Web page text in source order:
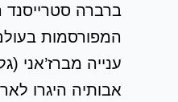
ברברה סטרייסנד
המפורסמות
ענייה מברז’אני
אבותיה היגרו